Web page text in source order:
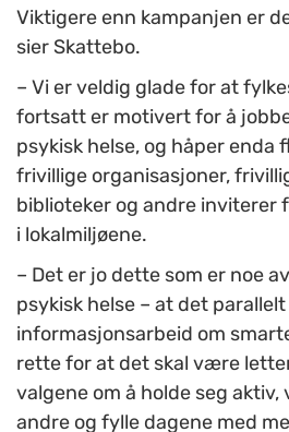
Viktigere enn kampanjen er
sier Skattebo.
– Vi er veldig glade for at
fortsatt er motivert for å
psykisk helse, og håper enda
frivillige organisasjoner,
biblioteker og andre inviterer
i lokalmiljøene.
– Det er jo dette som er noe
psykisk helse – at det
informasjonsarbeid om
rette for at det skal være
valgene om å holde seg
andre og fylle dagene med